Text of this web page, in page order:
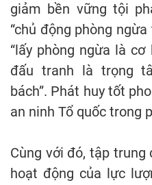
giảm bền vững tội
“chủ động phòng
“lấy phòng ngừa là
đấu tranh là trọng
bách”. Phát huy tốt
an ninh Tổ quốc trong
Cùng với đó, tập
hoạt động của lực